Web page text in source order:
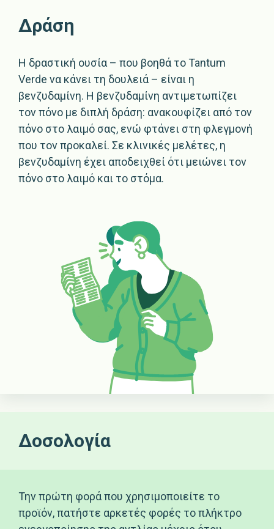
Δράση
Η δραστική ουσία – που βοηθά το Tantum
Verde να κάνει τη δουλειά – είναι η
βενζυδαμίνη. Η βενζυδαμίνη αντιμετωπίζει
τον πόνο με διπλή δράση: ανακουφίζει από τον
πόνο στο λαιμό σας, ενώ φτάνει στη φλεγμονή
που τον προκαλεί. Σε κλινικές μελέτες, η
βενζυδαμίνη έχει αποδειχθεί ότι μειώνει τον
πόνο στο λαιμό και το στόμα.
Δοσολογία
Την πρώτη φορά που χρησιμοποιείτε το
προϊόν, πατήστε αρκετές φορές το πλήκτρο